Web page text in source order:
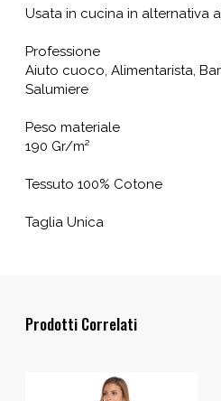
Usata in cucina in alternativa
Professione
Aiuto cuoco, Alimentarista,
Salumiere
Peso materiale
190 Gr/m²
Tessuto 100% Cotone
Taglia Unica
Prodotti Correlati